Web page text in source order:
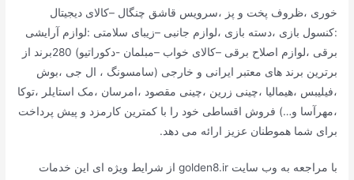
خوری ،ظروف پخت و پز ،سرویس قاشق چنگال –کالای دیجیتال
:کنسول بازی ،دسته بازی ،لوازم جانبی –زیبای سلامتی :لوازم آرایشی
برقی ،لوازم اصلاح برقی –کالای خواب –مبلمان -دکوراتیو) 280برند از
برترین برند های معتبر ایرانی و خارجی (سامسونگ ، ال جی ،بوش
،فیلیبس ،هیمالیا ،چینی زرین ،چینی مقصود ،امرسان ،مک استایلر ،توکا
،مهرآسا و…) فروش اقساطی خود را با کمترین کارمزد و پیش پرداخت
برای شما هموطنان عزیز ارائه می دهد.
با مراجعه به وب سایت golden8.ir از شرایط ویژه ای این خدمات